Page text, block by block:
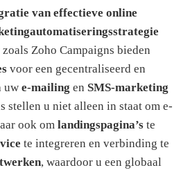
van effectieve online
Zoho Campaigns bieden
voor een gecentraliseerd en
uw e-mailing en SMS-marketing
stellen u niet alleen in staat om e-
ook om landingspagina’s te
te integreren en verbinding te
, waardoor u een globaal